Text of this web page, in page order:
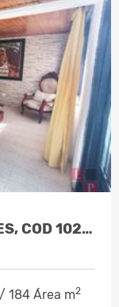
VENTA CASA ENEA, MANIZALES, COD 1023…
184 Área m2